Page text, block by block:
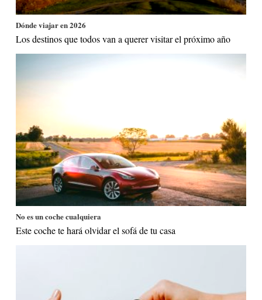
Dónde viajar en 2026
Los destinos que todos van a querer visitar el próximo año
No es un coche cualquiera
Este coche te hará olvidar el sofá de tu casa